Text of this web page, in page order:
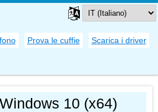
Prova le cuffie Scarica i driver
10 (x64)